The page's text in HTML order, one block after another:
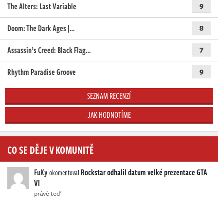
The Alters: Last Variable 9
Doom: The Dark Ages |… 8
Assassin’s Creed: Black Flag… 7
Rhythm Paradise Groove 9
SEZNAM RECENZÍ
JAK HODNOTÍME
CO SE DĚJE V KOMUNITĚ
FuKyokomentoval Rockstar odhalil datum velké prezentace GTA
VI
právě teď